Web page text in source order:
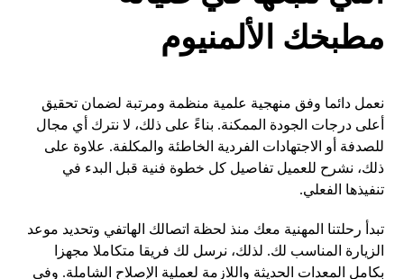
مطبخك الألمنيوم
نعمل دائما وفق منهجية علمية منظمة ومرتبة لضمان تحقيق
أعلى درجات الجودة الممكنة. بناءً على ذلك، لا نترك أي مجال
للصدفة أو الاجتهادات الفردية الخاطئة والمكلفة. علاوة على
ذلك، نشرح للعميل تفاصيل كل خطوة فنية قبل البدء في
تنفيذها الفعلي.
تبدأ رحلتنا المهنية معك منذ لحظة اتصالك الهاتفي وتحديد موعد
الزيارة المناسب لك. لذلك، نرسل لك فريقا متكاملا مجهزا
بكامل المعدات الحديثة واللازمة لعملية الإصلاح الشاملة. وفي